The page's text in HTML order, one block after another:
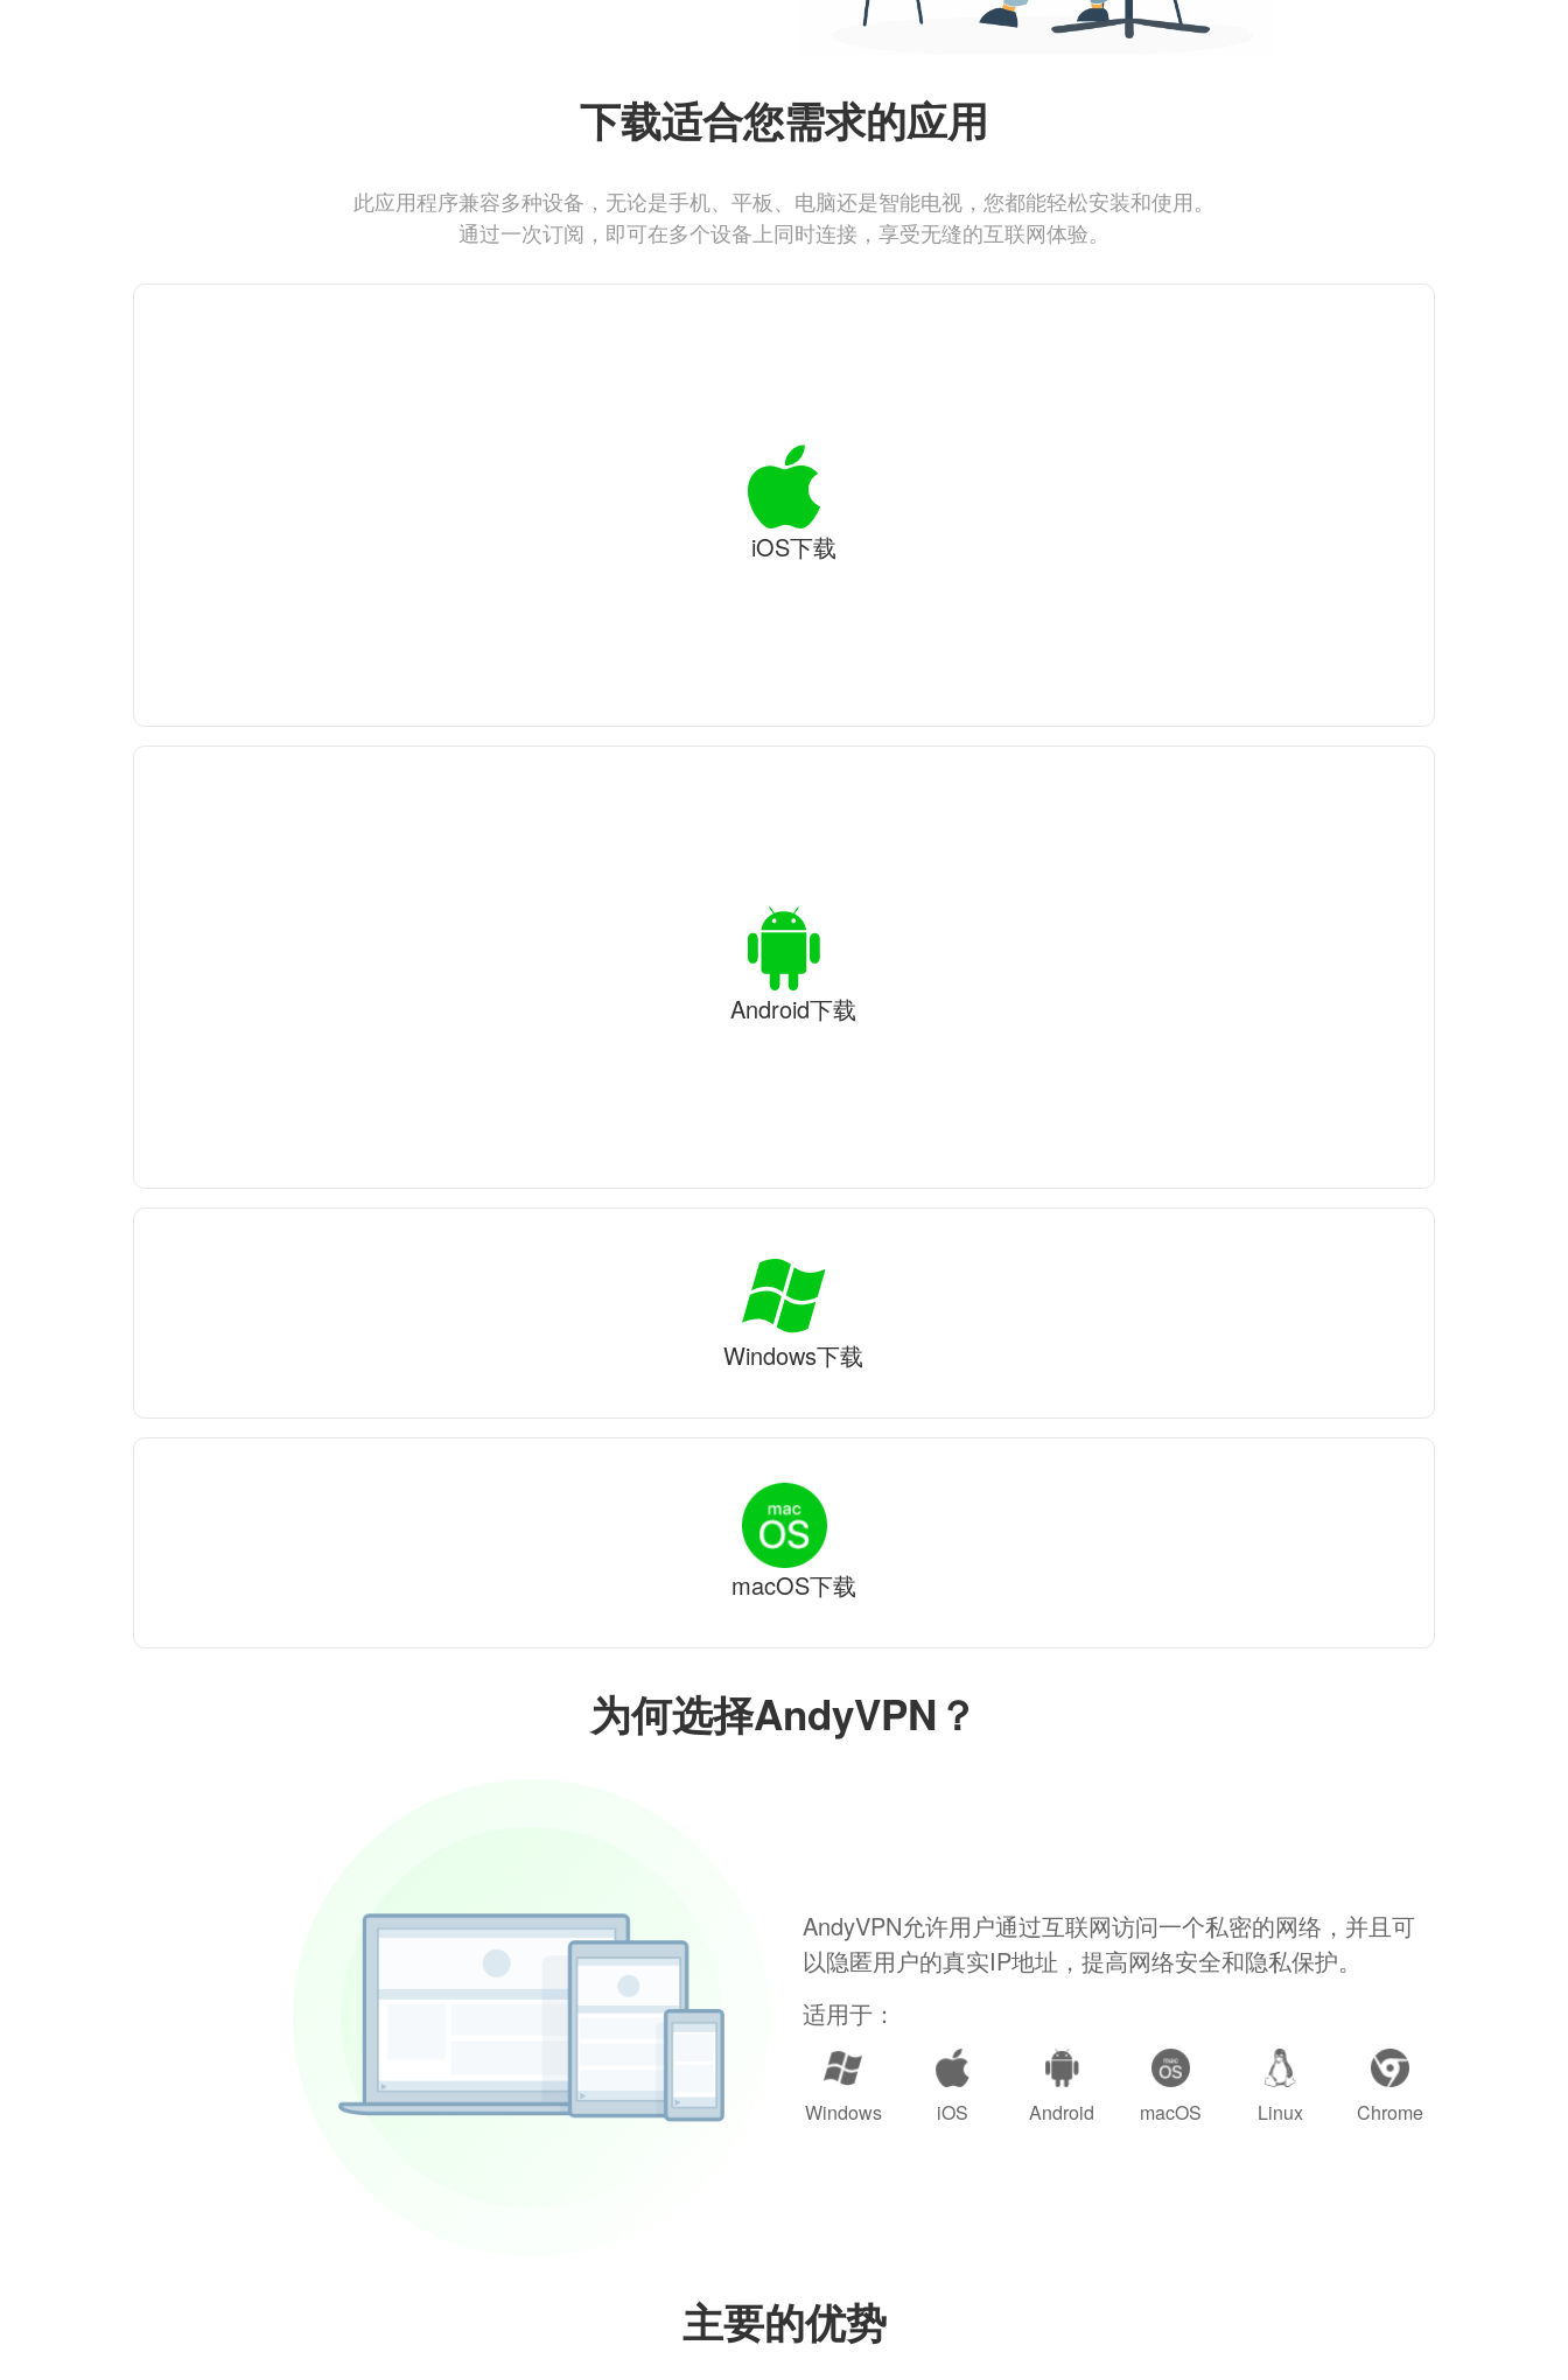
为何选择AndyVPN？
AndyVPN允许用户通过互联网访问一个私密的网络，并且可
以隐匿用户的真实IP地址，提高网络安全和隐私保护。
适用于：
Windows iOS Android macOS Linux Chrome
主要的优势
下载适合您需求的应用
此应用程序兼容多种设备，无论是手机、平板、电脑还是智能电视，您都能轻松安装和使用。
通过一次订阅，即可在多个设备上同时连接，享受无缝的互联网体验。
iOS下载
Android下载
Windows下载
macOS下载